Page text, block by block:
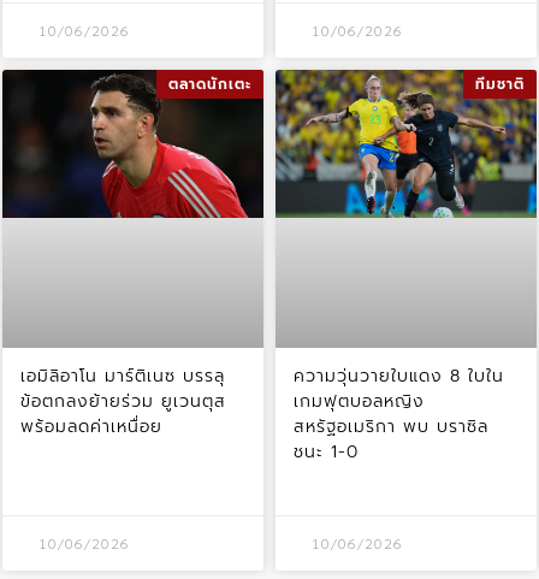
10/06/2026 10/06/2026
ตลาดนักเตะ
เอมิลิอาโน มาร์ติเนซ บรรลุ
ข้อตกลงย้ายร่วม ยูเวนตุส
พร้อมลดค่าเหนื่อย
10/06/2026
ทีมชาติ
ความวุ่นวายใบแดง 8 ใบใน
เกมฟุตบอลหญิง
สหรัฐอเมริกา พบ บราซิล
ชนะ 1-0
10/06/2026